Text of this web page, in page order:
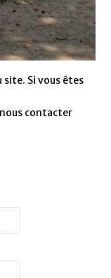
site. Si vous êtes
contacter